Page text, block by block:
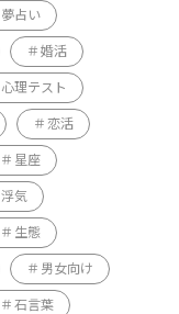
夢占い
婚活
心理テスト
恋活
星座
浮気
生態
男女向け
石言葉